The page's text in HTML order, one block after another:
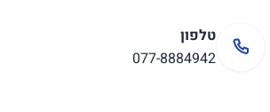
טלפון
077-8884942